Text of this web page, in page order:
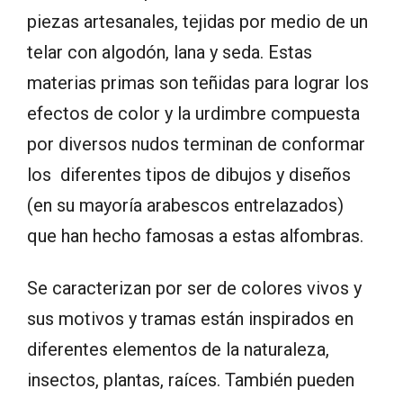
piezas artesanales, tejidas por medio de un
telar con algodón, lana y seda. Estas
materias primas son teñidas para lograr los
efectos de color y la urdimbre compuesta
por diversos nudos terminan de conformar
los diferentes tipos de dibujos y diseños
(en su mayoría arabescos entrelazados)
que han hecho famosas a estas alfombras.
Se caracterizan por ser de colores vivos y
sus motivos y tramas están inspirados en
diferentes elementos de la naturaleza,
insectos, plantas, raíces. También pueden